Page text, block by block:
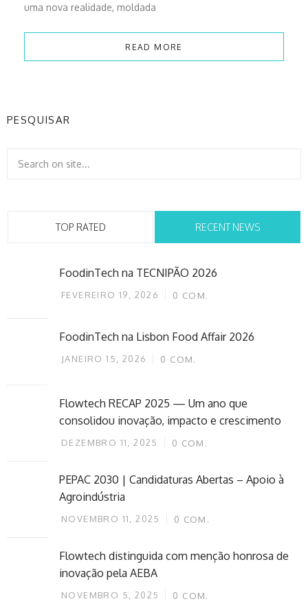
uma nova realidade, moldada
READ MORE
PESQUISAR
TOP RATED RECENT NEWS
FoodinTech na TECNIPÃO 2026
FEVEREIRO 19, 2026 0 COM.
FoodinTech na Lisbon Food Affair 2026
JANEIRO 15, 2026 0 COM.
Flowtech RECAP 2025 — Um ano que
consolidou inovação, impacto e crescimento
DEZEMBRO 11, 2025 0 COM.
PEPAC 2030 | Candidaturas Abertas – Apoio à
Agroindústria
NOVEMBRO 11, 2025 0 COM.
Flowtech distinguida com menção honrosa de
inovação pela AEBA
NOVEMBRO 5, 2025 0 COM.